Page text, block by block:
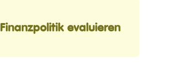
Finanzpolitik evaluieren